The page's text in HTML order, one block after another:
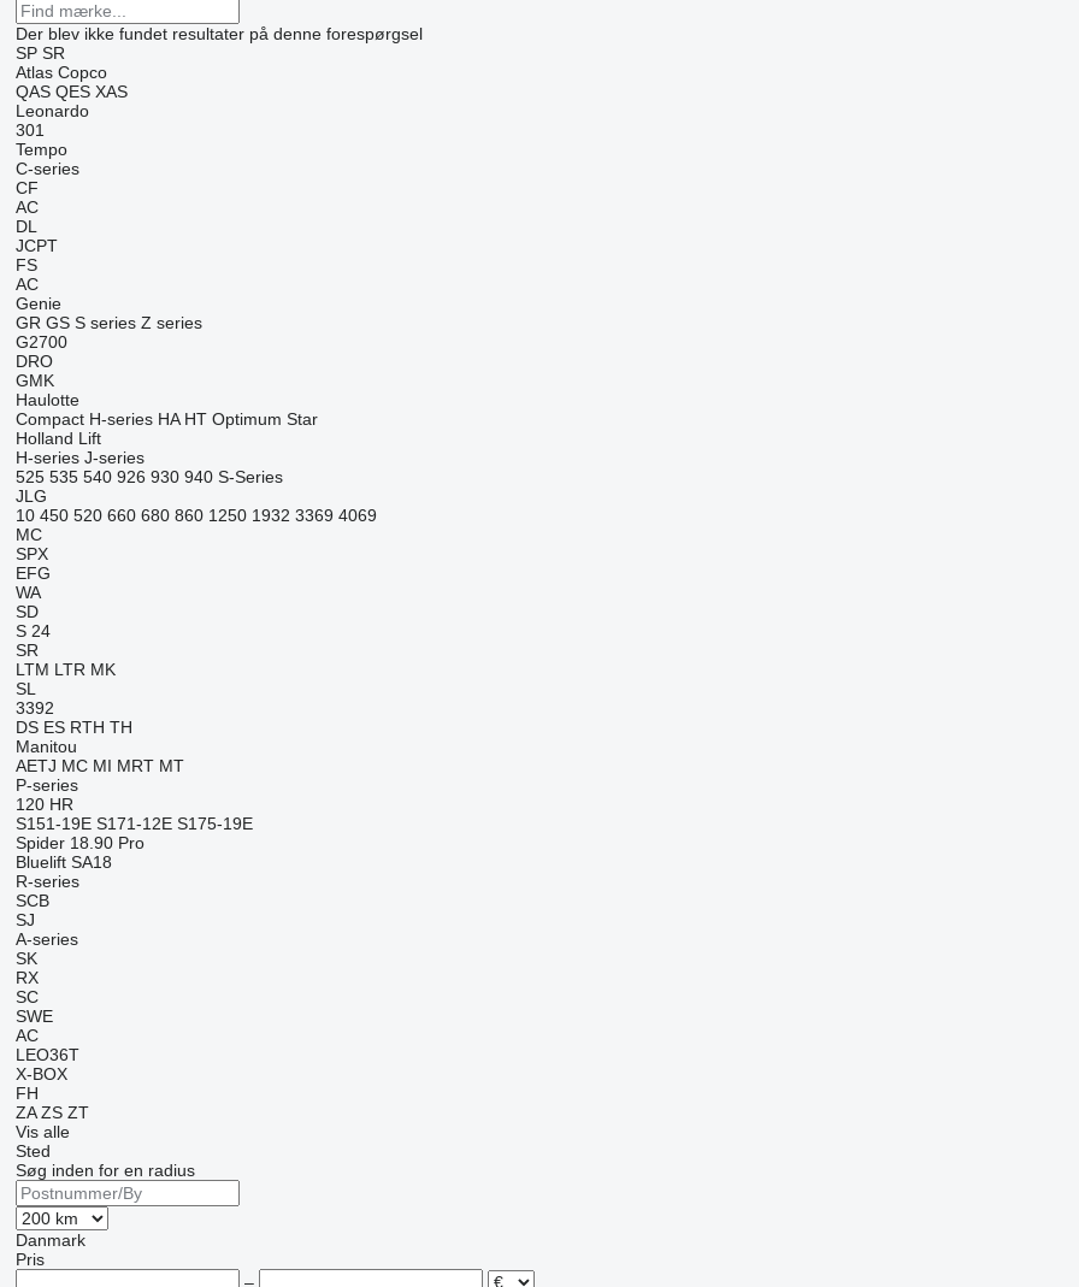
Der blev ikke fundet resultater på denne forespørgsel
SP SR
Atlas Copco
QAS QES XAS
Leonardo
301
Tempo
C-series
CF
AC
DL
JCPT
FS
AC
Genie
GR GS S series Z series
G2700
DRO
GMK
Haulotte
Compact H-series HA HT Optimum Star
Holland Lift
H-series J-series
525 535 540 926 930 940 S-Series
JLG
10 450 520 660 680 860 1250 1932 3369 4069
MC
SPX
EFG
WA
SD
S 24
SR
LTM LTR MK
SL
3392
DS ES RTH TH
Manitou
AETJ MC MI MRT MT
P-series
120 HR
S151-19E S171-12E S175-19E
Spider 18.90 Pro
Bluelift SA18
R-series
SCB
SJ
A-series
SK
RX
SC
SWE
AC
LEO36T
X-BOX
FH
ZA ZS ZT
Vis alle
Sted
Søg inden for en radius
Danmark
Pris
–